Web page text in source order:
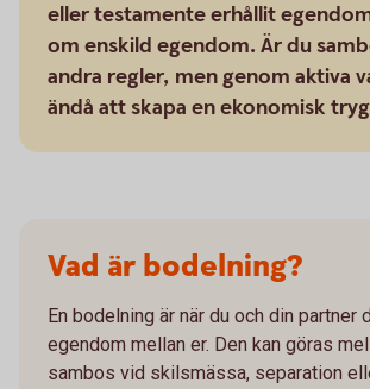
eller testamente erhållit
om enskild egendom. Är du
andra regler, men genom aktiva
ändå att skapa en ekonomisk
Vad är bodelning?
En bodelning är när du och din partner
egendom mellan er. Den kan göras
sambos vid skilsmässa, separation